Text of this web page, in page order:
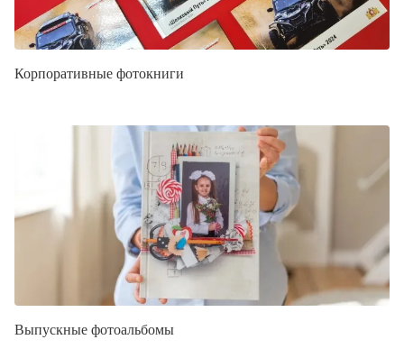
Корпоративные фотокниги
Выпускные фотоальбомы